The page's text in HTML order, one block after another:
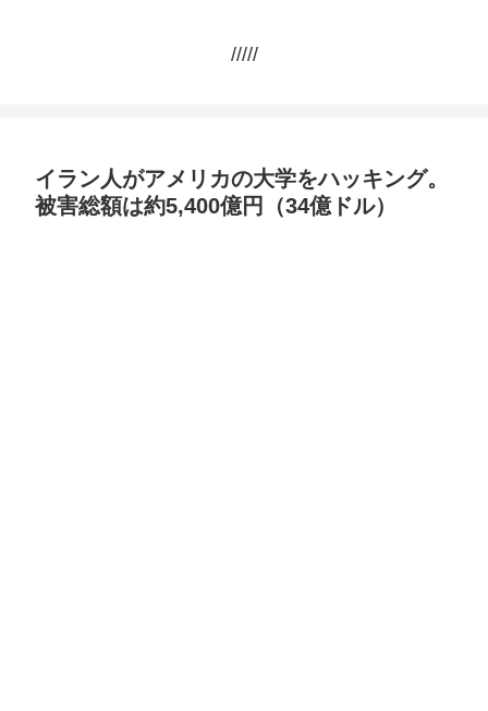
/////
イラン人がアメリカの大学をハッキング。
被害総額は約5,400億円（34億ドル）